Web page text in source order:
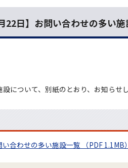
22日】お問い合わせの多い
について、別紙のとおり、お知らせし
合わせの多い施設一覧 （PDF 1.1MB）